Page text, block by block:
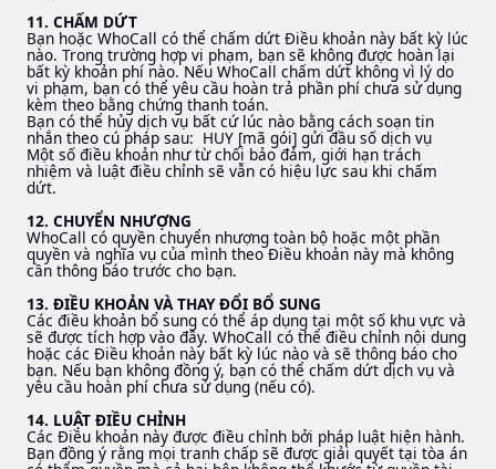
11. CHẤM DỨT
Bạn hoặc WhoCall có thể chấm dứt Điều khoản này bất kỳ lúc
nào. Trong trường hợp vi phạm, bạn sẽ không được hoàn lại
bất kỳ khoản phí nào. Nếu WhoCall chấm dứt không vì lý do
vi phạm, bạn có thể yêu cầu hoàn trả phần phí chưa sử dụng
kèm theo bằng chứng thanh toán.
Bạn có thể hủy dịch vụ bất cứ lúc nào bằng cách soạn tin
nhắn theo cú pháp sau: HUY [mã gói] gửi đầu số dịch vụ
Một số điều khoản như từ chối bảo đảm, giới hạn trách
nhiệm và luật điều chỉnh sẽ vẫn có hiệu lực sau khi chấm
dứt.
12. CHUYỂN NHƯỢNG
WhoCall có quyền chuyển nhượng toàn bộ hoặc một phần
quyền và nghĩa vụ của mình theo Điều khoản này mà không
cần thông báo trước cho bạn.
13. ĐIỀU KHOẢN VÀ THAY ĐỔI BỔ SUNG
Các điều khoản bổ sung có thể áp dụng tại một số khu vực và
sẽ được tích hợp vào đây. WhoCall có thể điều chỉnh nội dung
hoặc các Điều khoản này bất kỳ lúc nào và sẽ thông báo cho
bạn. Nếu bạn không đồng ý, bạn có thể chấm dứt dịch vụ và
yêu cầu hoàn phí chưa sử dụng (nếu có).
14. LUẬT ĐIỀU CHỈNH
Các Điều khoản này được điều chỉnh bởi pháp luật hiện hành.
Bạn đồng ý rằng mọi tranh chấp sẽ được giải quyết tại tòa án